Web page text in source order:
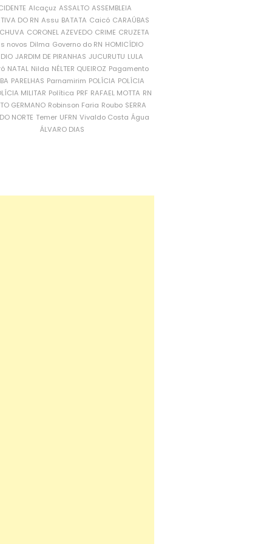
Alcaçuz ASSALTO ASSEMBLEIA
DO RN Assu BATATA Caicó CARAÚBAS
CORONEL AZEVEDO CRIME CRUZETA
novos Dilma Governo do RN HOMICÍDIO
JARDIM DE PIRANHAS JUCURUTU LULA
NATAL Nilda NÉLTER QUEIROZ Pagamento
PARELHAS Parnamirim POLÍCIA POLÍCIA
MILITAR Política PRF RAFAEL MOTTA RN
GERMANO Robinson Faria Roubo SERRA
NORTE Temer UFRN Vivaldo Costa Água
ÁLVARO DIAS